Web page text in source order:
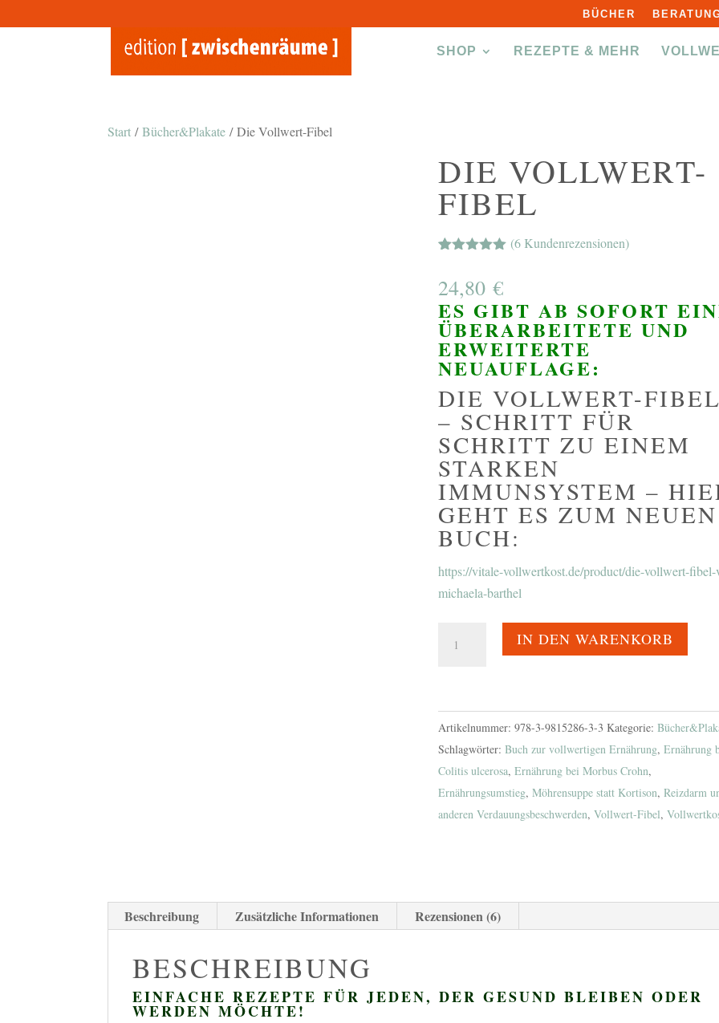
BÜCHER
SHOP REZEPTE & MEHR
Start /Bücher&Plakate / Die Vollwert-Fibel
DIE VOLLWERT-
FIBEL
basierend
Kundenbewe
rtungen
(6 Kundenrezensionen)
24,80€
ES GIBT AB SOFORT
ÜBERARBEITETE UND
ERWEITERTE
NEUAUFLAGE:
DIE VOLLWERT-FIBEL
– SCHRITT FÜR
SCHRITT ZU EINEM
STARKEN
IMMUNSYSTEM –
GEHT ES ZUM NEUEN
BUCH:
https://vitale-vollwertkost.de/product/die-vollwert-fibel-
michaela-barthel
Vollwert-
IN DEN WARENKORB
Artikelnummer:978-3-9815286-3-3 Kategorie:
Schlagwörter:Buch zur vollwertigen Ernährung,Ernährung
Colitis ulcerosa,Ernährung bei Morbus Crohn,
Ernährungsumstieg,Möhrensuppe statt Kortison,Reizdarm
anderen Verdauungsbeschwerden,Vollwert-Fibel,
Beschreibung Zusätzliche Informationen Rezensionen (6)
BESCHREIBUNG
EINFACHE REZEPTE FÜR JEDEN, DER GESUND BLEIBEN ODER
WERDEN MÖCHTE!